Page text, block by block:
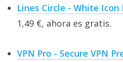
Lines Circle - White Icon
1,49 €, ahora es gratis.
VPN Pro - Secure VPN